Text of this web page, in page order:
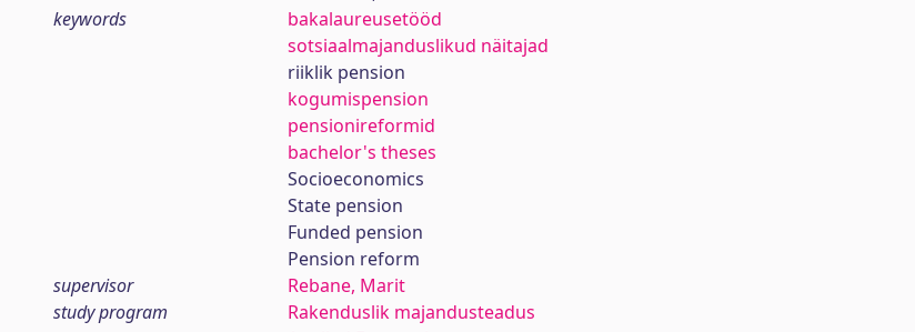
keywords
bakalaureusetööd
sotsiaalmajanduslikud näitajad
riiklik pension
kogumispension
pensionireformid
bachelor's theses
Socioeconomics
State pension
Funded pension
Pension reform
supervisor
Rebane, Marit
study program
Rakenduslik majandusteadus